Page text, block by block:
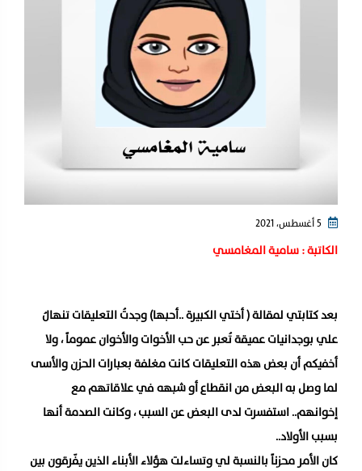
الكاتبة : سامية المغامسي
بعد كتابتي لمقالة ( أختي الكبيرة ..أحبها) وجدتُ التعليقات تنهالُ
علي بوجدانيات عميقة تُعبر عن حب الأخوات والأخوان عموماً ، ولا
أخفيكم أن بعض هذه التعليقات كانت مغلفة بعبارات الحزن والأسى
لما وصل به البعض من انقطاع أو شبهه في علاقاتهم مع
إخوانهم.. استفسرت لدى البعض عن السبب ، وكانت الصدمة أنها
بسبب الأولاد..
كان الأمر محزناً بالنسبة لي وتساءلت هؤلاء الأبناء الذين يفّرقون بين